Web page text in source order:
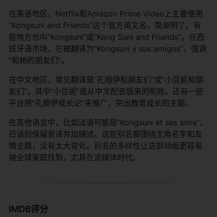
在英语地区，Netflix和Amazon Prime Video上主要使用
“Kongsuni and Friends”这个官方英文名，简单明了。有
些地方也叫“Kongsuni”或“Kong Suni and Friends”。在西
班牙语市场，它被翻译为“Kongsuni y sus amigos”，强调
“和她的朋友们”。
在中文地区，常见翻译是“孔顺伊和朋友们”或“小豆妮和朋
友们”，其中“小豆妮”是从中文配音版来的昵称。还有一些
平台用“孔顺伊成长记”来推广，突出教育成长的主题。
在其他语言中，比如法语可能是“Kongsuni et ses amis”，
日语则保留音译并加描述。这些别名都围绕主角名字和友
情主题，没有太大变化。别名的多样性让这部动画更容易
被全球家庭找到，尤其在流媒体时代。
IMDB评分